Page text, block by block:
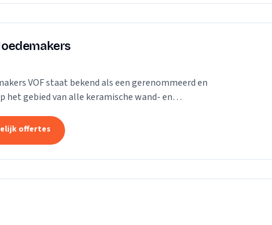
VOF staat bekend als een gerenommeerd en
gebied van alle keramische wand- en
offertes